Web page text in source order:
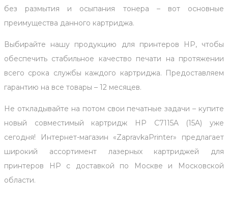
без размытия и осыпания тонера – вот основные
преимущества данного картриджа.
Выбирайте нашу продукцию для принтеров HP, чтобы
обеспечить стабильное качество печати на протяжении
всего срока службы каждого картриджа. Предоставляем
гарантию на все товары – 12 месяцев.
Не откладывайте на потом свои печатные задачи – купите
новый совместимый картридж HP C7115A (15A) уже
сегодня! Интернет-магазин «ZapravkaPrinter» предлагает
широкий ассортимент лазерных картриджей для
принтеров HP с доставкой по Москве и Московской
области.